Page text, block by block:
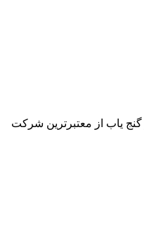
یاب از معتبرترین شرکت